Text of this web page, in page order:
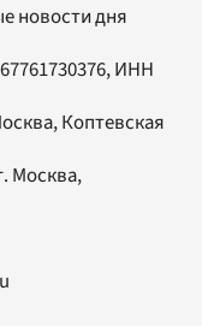
новости дня
ИНН
Коптевская
Москва,